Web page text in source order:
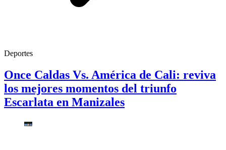
Deportes
Once Caldas Vs. América de Cali: reviva
los mejores momentos del triunfo
Escarlata en Manizales